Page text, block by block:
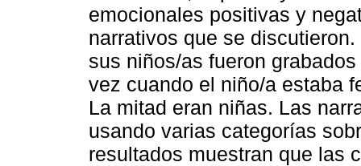
emocionales positivas y
narrativos que se
sus niños/as fueron
vez cuando el niño/a estaba
La mitad eran niñas. Las
usando varias categorías
resultados muestran que las